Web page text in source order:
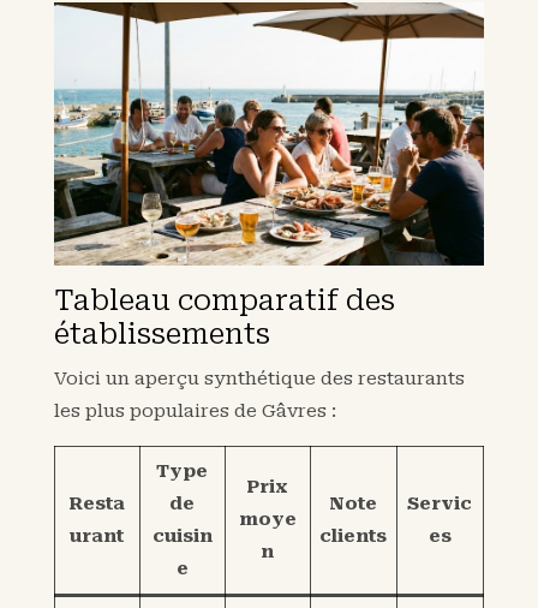
Tableau comparatif des
établissements
Voici un aperçu synthétique des restaurants
les plus populaires de Gâvres :
Resta
urant
Type
de
cuisin
e
Prix
moye
n
Note
clients
Servic
es